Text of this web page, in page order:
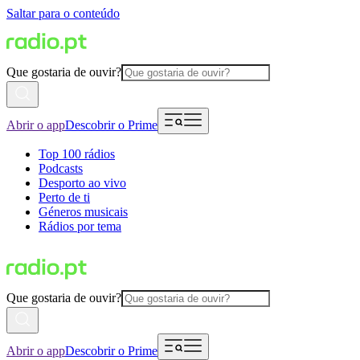
Saltar para o conteúdo
Que gostaria de ouvir?
Abrir o appDescobrir o Prime
Top 100 rádios
Podcasts
Desporto ao vivo
Perto de ti
Géneros musicais
Rádios por tema
Que gostaria de ouvir?
Abrir o appDescobrir o Prime